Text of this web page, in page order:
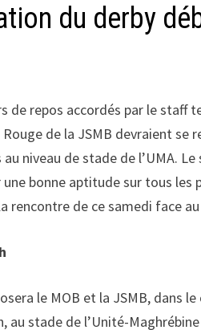
du derby
de repos accordés par le staff
de la JSMB devraient se
niveau de stade de l’UMA.
bonne aptitude sur tous
rencontre de ce samedi face au
le MOB et la JSMB, dans le
au stade de l’Unité-